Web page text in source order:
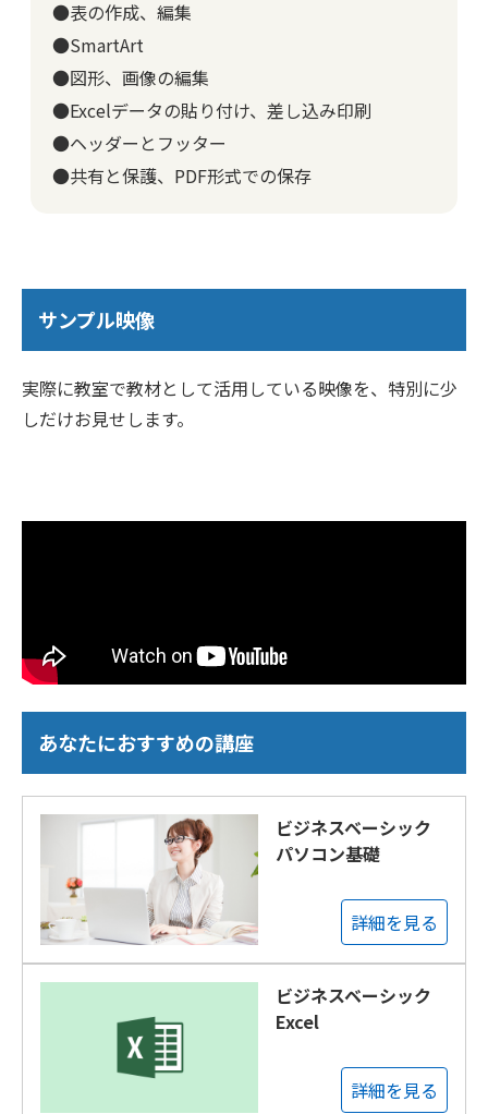
●表の作成、編集
●SmartArt
●図形、画像の編集
●Excelデータの貼り付け、差し込み印刷
●ヘッダーとフッター
●共有と保護、PDF形式での保存
サンプル映像
実際に教室で教材として活用している映像を、特別に少
しだけお見せします。
あなたにおすすめの講座
ビジネスベーシック
パソコン基礎
詳細を見る
ビジネスベーシック
Excel
詳細を見る